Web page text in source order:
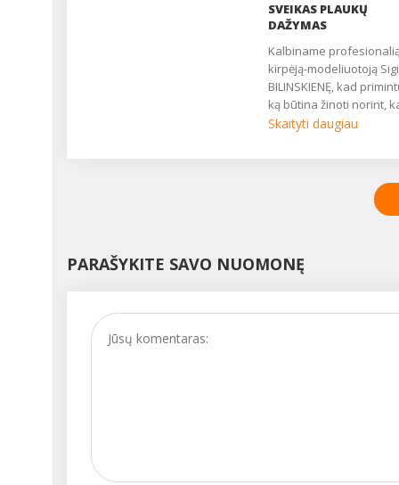
SVEIKAS PLAUKŲ
DAŽYMAS
Kalbiname profesionalią
kirpėją-modeliuotoją
BILINSKIENĘ, kad
ką būtina žinoti norint,
plaukų dažymas būtų
Skaityti daugiau
PARAŠYKITE SAVO NUOMONĘ